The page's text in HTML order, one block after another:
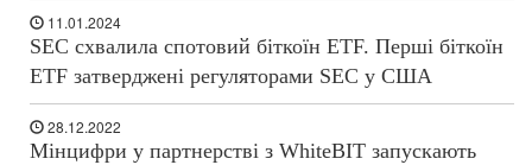
11.01.2024
SEC схвалила спотовий біткоїн ETF. Перші біткоїн
ETF затверджені регуляторами SEC у США
28.12.2022
Мінцифри у партнерстві з WhiteBIT запускають